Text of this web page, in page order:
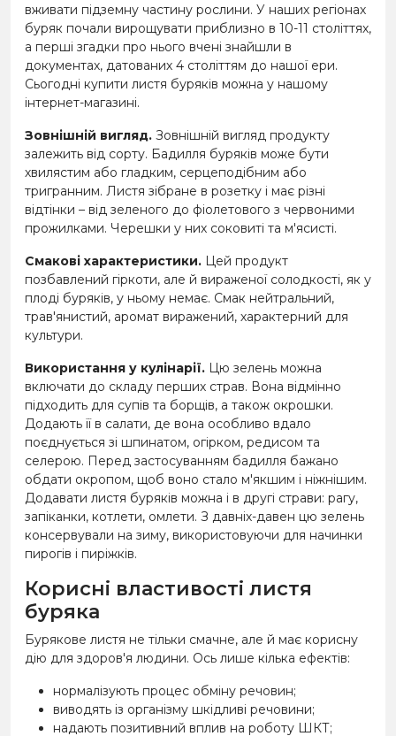
вживати підземну частину рослини. У наших регіонах
буряк почали вирощувати приблизно в 10-11 століттях,
а перші згадки про нього вчені знайшли в
документах, датованих 4 століттям до нашої ери.
Сьогодні купити листя буряків можна у нашому
інтернет-магазині.
Зовнішній вигляд. Зовнішній вигляд продукту
залежить від сорту. Бадилля буряків може бути
хвилястим або гладким, серцеподібним або
тригранним. Листя зібране в розетку і має різні
відтінки – від зеленого до фіолетового з червоними
прожилками. Черешки у них соковиті та м'ясисті.
Смакові характеристики. Цей продукт
позбавлений гіркоти, але й вираженої солодкості, як у
плоді буряків, у ньому немає. Смак нейтральний,
трав'янистий, аромат виражений, характерний для
культури.
Використання у кулінарії. Цю зелень можна
включати до складу перших страв. Вона відмінно
підходить для супів та борщів, а також окрошки.
Додають її в салати, де вона особливо вдало
поєднується зі шпинатом, огірком, редисом та
селерою. Перед застосуванням бадилля бажано
обдати окропом, щоб воно стало м'якшим і ніжнішим.
Додавати листя буряків можна і в другі страви: рагу,
запіканки, котлети, омлети. З давніх-давен цю зелень
консервували на зиму, використовуючи для начинки
пирогів і пиріжків.
Корисні властивості листя
буряка
Бурякове листя не тільки смачне, але й має корисну
дію для здоров'я людини. Ось лише кілька ефектів:
нормалізують процес обміну речовин;
виводять із організму шкідливі речовини;
надають позитивний вплив на роботу ШКТ;